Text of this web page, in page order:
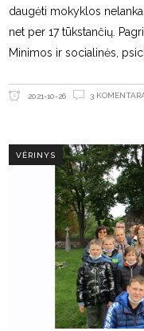
daugėti mokyklos
net per 17 tūkstančių.
Minimos ir socialinės,
2021-10-26 3
VĖRINYS